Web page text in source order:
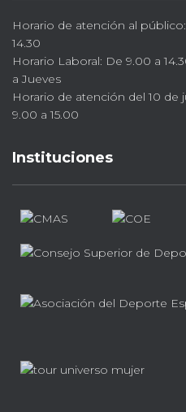
Horario de atención al
14.30
Horario Laboral: De 9.00 a
a Jueves
Horario de atención del 10 de
9.00 a 15.00
Instituciones